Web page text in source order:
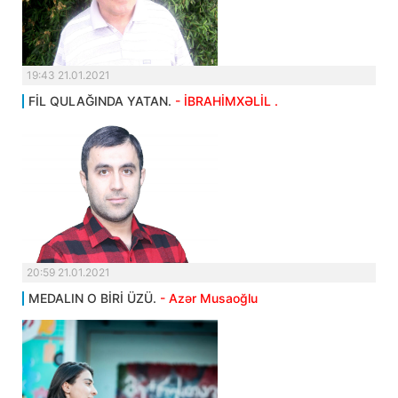
19:43 21.01.2021
FİL QULAĞINDA YATAN. - İBRAHİMXƏLİL .
20:59 21.01.2021
MEDALIN O BİRİ ÜZÜ. - Azər Musaoğlu